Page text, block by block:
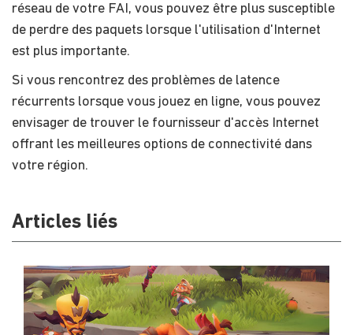
réseau de votre FAI, vous pouvez être plus susceptible
de perdre des paquets lorsque l'utilisation d'Internet
est plus importante.
Si vous rencontrez des problèmes de latence
récurrents lorsque vous jouez en ligne, vous pouvez
envisager de trouver le fournisseur d'accès Internet
offrant les meilleures options de connectivité dans
votre région.
Articles liés